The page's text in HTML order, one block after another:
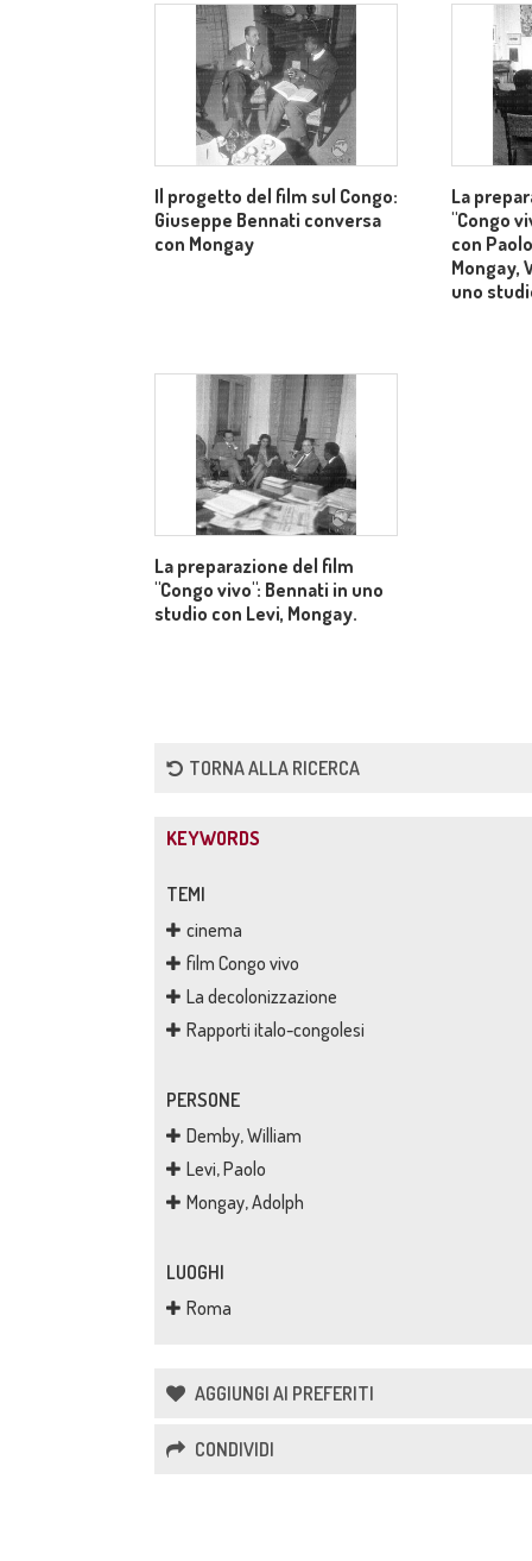
Il progetto del film sul Congo:
Giuseppe Bennati conversa
con Mongay
La
"Congo
con
Mongay,
uno
La preparazione del film
"Congo vivo": Bennati in uno
studio con Levi, Mongay.
TORNA ALLA RICERCA
KEYWORDS
TEMI
cinema
film Congo vivo
La decolonizzazione
Rapporti italo-congolesi
PERSONE
Demby, William
Levi, Paolo
Mongay, Adolph
LUOGHI
Roma
AGGIUNGI AI PREFERITI
CONDIVIDI